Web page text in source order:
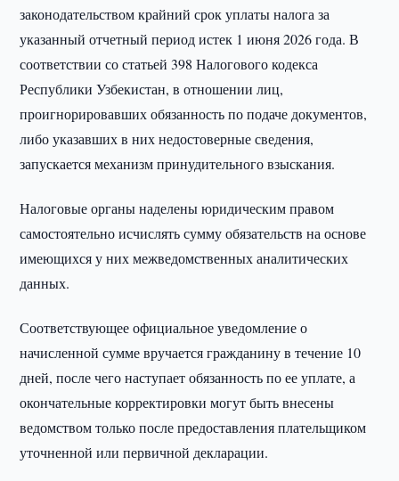
законодательством крайний срок уплаты налога за
указанный отчетный период истек 1 июня 2026 года. В
соответствии со статьей 398 Налогового кодекса
Республики Узбекистан, в отношении лиц,
проигнорировавших обязанность по подаче документов,
либо указавших в них недостоверные сведения,
запускается механизм принудительного взыскания.
Налоговые органы наделены юридическим правом
самостоятельно исчислять сумму обязательств на основе
имеющихся у них межведомственных аналитических
данных.
Соответствующее официальное уведомление о
начисленной сумме вручается гражданину в течение 10
дней, после чего наступает обязанность по ее уплате, а
окончательные корректировки могут быть внесены
ведомством только после предоставления плательщиком
уточненной или первичной декларации.